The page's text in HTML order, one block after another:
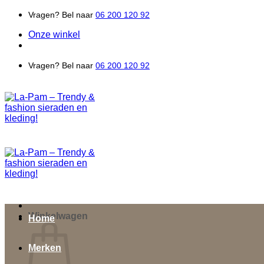
inhoud
Vragen? Bel naar 06 200 120 92
Onze winkel
Vragen? Bel naar 06 200 120 92
Winkelwagen
Home
Merken